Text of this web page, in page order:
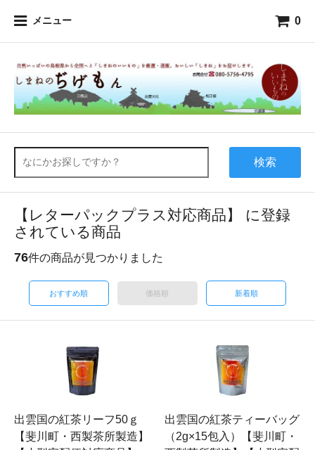
メニュー 0
検索
【レターパックプラス対応商品】 に登録
されている商品
76件の商品が見つかりました
おすすめ順 価格順 新着順
出雲国の紅茶リーフ50ｇ
【斐川町・西製茶所製造】
出雲国の紅茶ティーバッグ
（2g×15包入）【斐川町・